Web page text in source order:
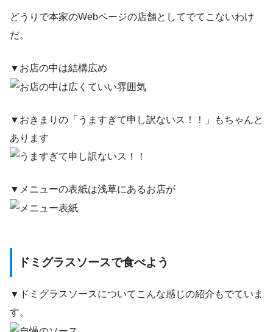
どうりで本家のWebページの店舗としてでてこないわけ
だ。
▼お店の中は結構広め
▼おきまりの「うますぎて申し訳ないス！！」もちゃんと
あります
▼メニューの表紙は浅草にあるお店が
ドミグラスソースで食べよう
▼ドミグラスソースについてこんな感じの紹介もでていま
す。